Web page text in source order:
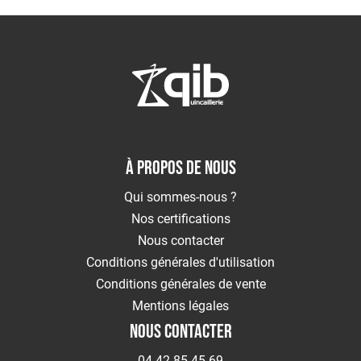
pieds
Protection
gaz
Protection
soudeur
OUTILLAGE
Outillage
électroportatif
Outillage
Rangement
À PROPOS DE NOUS
Qui sommes-nous ?
Nos certifications
Nous contacter
Conditions générales d'utilisation
Conditions générales de vente
Mentions légales
NOUS CONTACTER